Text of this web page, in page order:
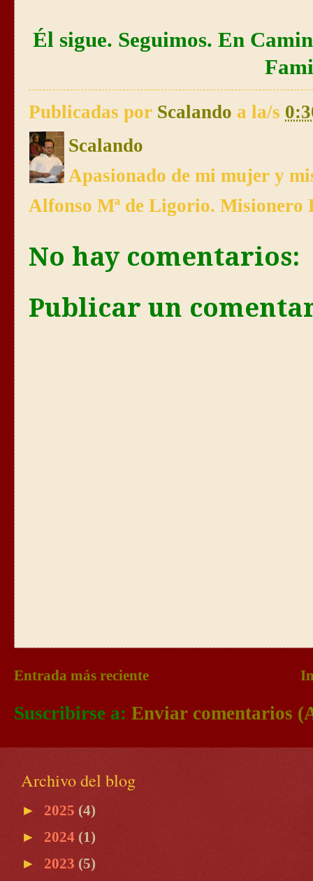
Él sigue. Seguimos. En
Publicadas por Scalando a la/s
Scalando
Apasionado de mi mujer y
Alfonso Mª de Ligorio. Misionero
No hay comentarios:
Publicar un
Entrada más reciente
Suscribirse a: Enviar comentarios
Archivo del blog
► 2025 (4)
► 2024 (1)
► 2023 (5)